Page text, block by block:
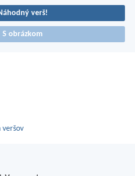
verš!
S obrázkom
veršov